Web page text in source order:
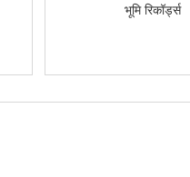
भूमि रिकॉर्ड्स